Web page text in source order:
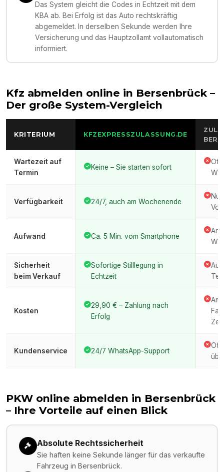
Das System gleicht die Codes in Echtzeit mit dem
KBA ab. Bei Erfolg ist das Auto rechtskräftig
abgemeldet. In derselben Sekunde werden Ihre
Versicherung und das Hauptzollamt vollautomatisch
informiert.
Kfz abmelden online in Bersenbrück –
Der große System-Vergleich
KRITERIUM KFZEXPRESSZULASSUNG.DE
Wartezeit auf
Termin
Keine – Sie starten sofort
Oft
Verfügbarkeit 24/7, auch am Wochenende
Aufwand Ca. 5 Min. vom Smartphone
Sicherheit
beim Verkauf
Sofortige Stilllegung in
Echtzeit
Kosten
29,90 € – Zahlung nach
Erfolg
Kundenservice 24/7 WhatsApp-Support
Oft
PKW online abmelden in Bersenbrück
– Ihre Vorteile auf einen Blick
Absolute Rechtssicherheit
Sie haften keine Sekunde länger für das verkaufte
Fahrzeug in Bersenbrück.